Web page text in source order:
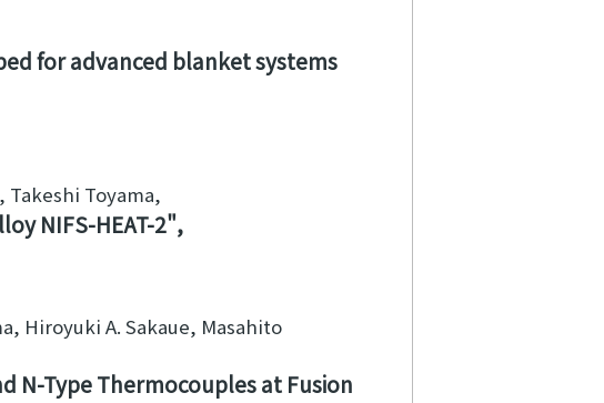
for advanced blanket systems
Takeshi Toyama
NIFS-HEAT-2
Hiroyuki A. Sakaue, Masahito
N-Type Thermocouples at Fusion